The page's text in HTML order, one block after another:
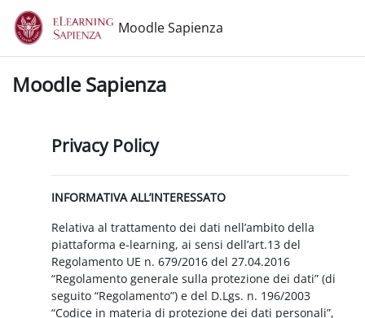
Vai al contenuto principale
Moodle Sapienza
Moodle Sapienza
Privacy Policy
INFORMATIVA ALL’INTERESSATO
Relativa al trattamento dei dati nell’ambito della
piattaforma e-learning, ai sensi dell’art.13 del
Regolamento UE n. 679/2016 del 27.04.2016
“Regolamento generale sulla protezione dei dati” (di
seguito “Regolamento”) e del D.Lgs. n. 196/2003
“Codice in materia di protezione dei dati personali”,